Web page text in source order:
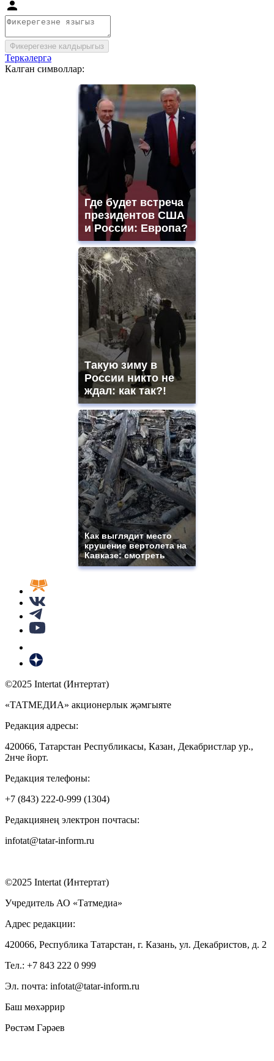
Фикерегезне калдырыгыз
Теркәлергә
Калган символлар:
Где будет встреча
президентов США
и России: Европа?
Такую зиму в
России никто не
ждал: как так?!
Как выглядит место
крушение вертолета на
Кавказе: смотреть
©2025 Intertat (Интертат)
«ТАТМЕДИА» акционерлык җәмгыяте
Редакция адресы:
420066, Татарстан Республикасы, Казан, Декабристлар ур.,
2нче йорт.
Редакция телефоны:
+7 (843) 222-0-999 (1304)
Редакциянең электрон почтасы:
infotat@tatar-inform.ru
©2025 Intertat (Интертат)
Учредитель АО «Татмедиа»
Адрес редакции:
420066, Республика Татарстан, г. Казань, ул. Декабристов, д. 2
Тел.: +7 843 222 0 999
Эл. почта: infotat@tatar-inform.ru
Баш мөхәррир
Рөстәм Гәрәев